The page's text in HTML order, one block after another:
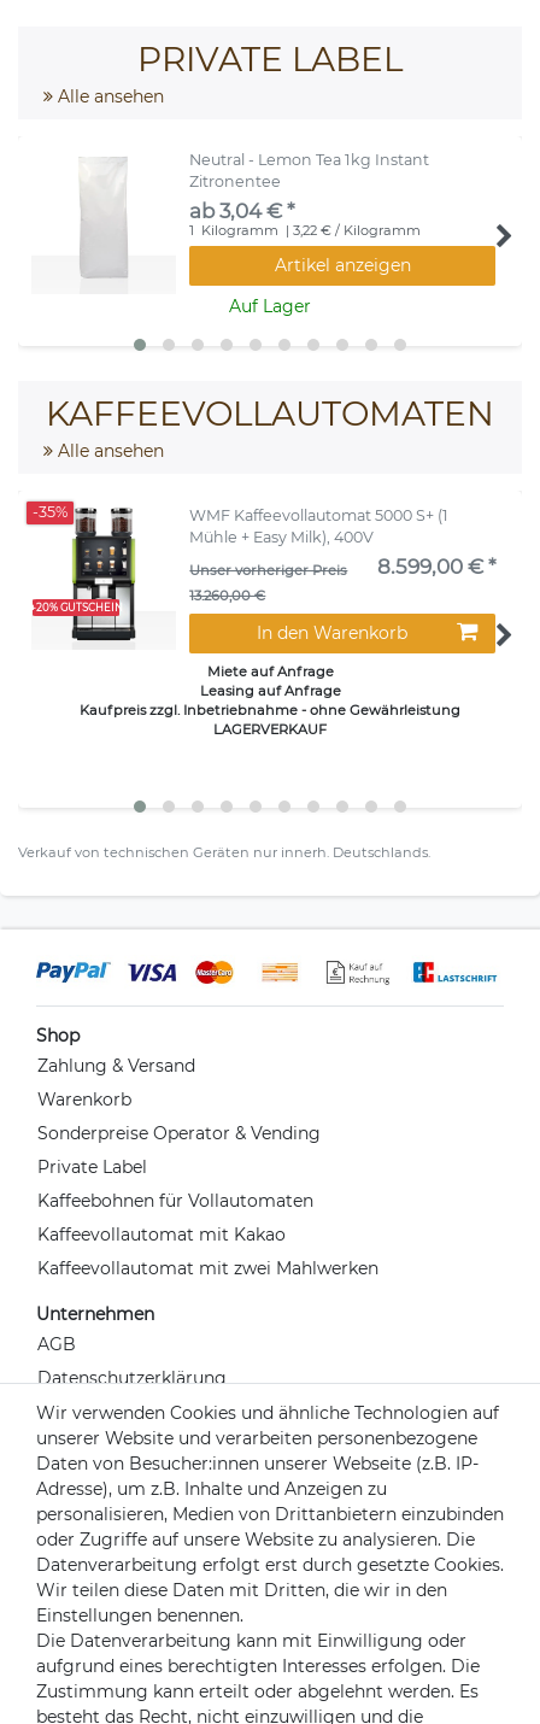
PRIVATE LABEL
Alle ansehen
Neutral - Lemon Tea 1kg Instant
Zitronentee
ab 3,04 € *
1 Kilogramm | 3,22 € / Kilogramm
Artikel anzeigen
Auf Lager
KAFFEEVOLLAUTOMATEN
Alle ansehen
+20% GUTSCHEIN
-35%
WMF Kaffeevollautomat 5000 S+ (1
Mühle + Easy Milk), 400V
Unser vorheriger Preis
13.260,00 €
8.599,00 € *
In den Warenkorb
Miete auf Anfrage
Leasing auf Anfrage
Kaufpreis zzgl. Inbetriebnahme - ohne Gewährleistung
LAGERVERKAUF
Verkauf von technischen Geräten nur innerh. Deutschlands.
Shop
Zahlung & Versand
Warenkorb
Sonderpreise Operator & Vending
Private Label
Kaffeebohnen für Vollautomaten
Kaffeevollautomat mit Kakao
Kaffeevollautomat mit zwei Mahlwerken
Unternehmen
AGB
Datenschutzerklärung
Widerrufsrecht
Impressum
Kontakt
Über uns
Mein Konto
Login
Registrieren
Versandpartner
Wir verwenden Cookies und ähnliche Technologien auf
unserer Website und verarbeiten personenbezogene
Daten von Besucher:innen unserer Webseite (z.B. IP-
Adresse), um z.B. Inhalte und Anzeigen zu
personalisieren, Medien von Drittanbietern einzubinden
oder Zugriffe auf unsere Website zu analysieren. Die
Datenverarbeitung erfolgt erst durch gesetzte Cookies.
Wir teilen diese Daten mit Dritten, die wir in den
Einstellungen benennen.
Die Datenverarbeitung kann mit Einwilligung oder
aufgrund eines berechtigten Interesses erfolgen. Die
Zustimmung kann erteilt oder abgelehnt werden. Es
besteht das Recht, nicht einzuwilligen und die